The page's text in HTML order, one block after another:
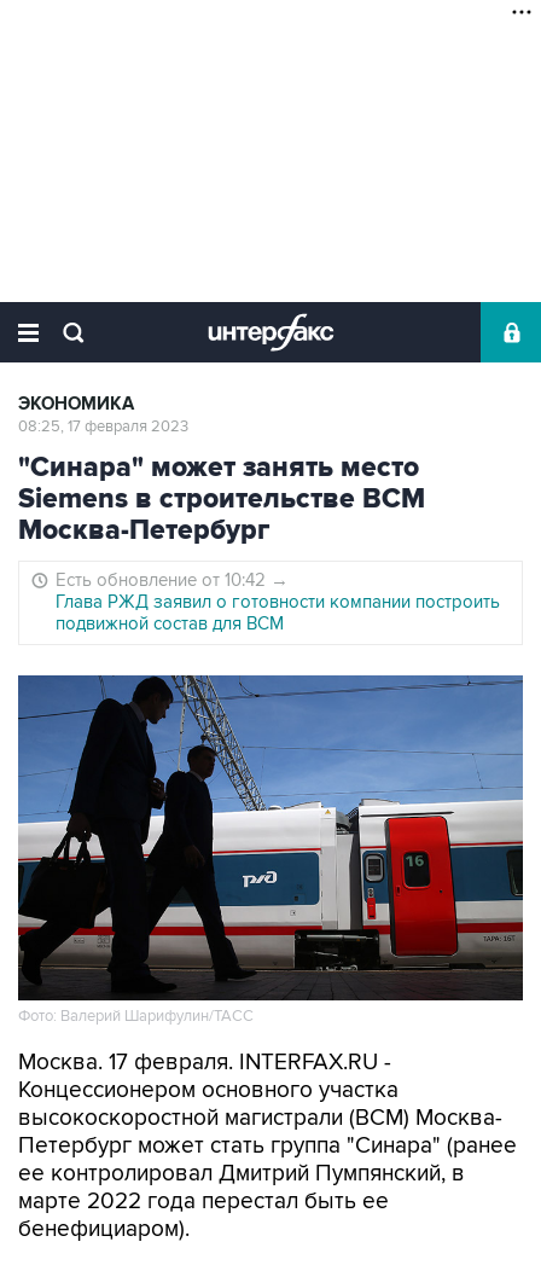
ЭКОНОМИКА
08:25, 17 февраля 2023
"Синара" может занять место
Siemens в строительстве ВСМ
Москва-Петербург
Есть обновление от 10:42 →
Глава РЖД заявил о готовности компании построить
подвижной состав для ВСМ
Фото: Валерий Шарифулин/ТАСС
Москва. 17 февраля. INTERFAX.RU -
Концессионером основного участка
высокоскоростной магистрали (ВСМ) Москва-
Петербург может стать группа "Синара" (ранее
ее контролировал Дмитрий Пумпянский, в
марте 2022 года перестал быть ее
бенефициаром).